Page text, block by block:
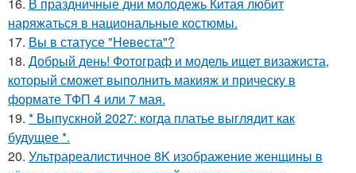
наряжаться в национальные костюмы.
17. Вы в статусе "Невеста"?
18. Добрый день! Фотограф и модель ищет визажиста,
который сможет выполнить макияж и прическу в
формате ТФП 4 или 7 мая.
19. * Выпускной 2027: когда платье выглядит как
будущее *.
20. Ультрареалистичное 8K изображение женщины в